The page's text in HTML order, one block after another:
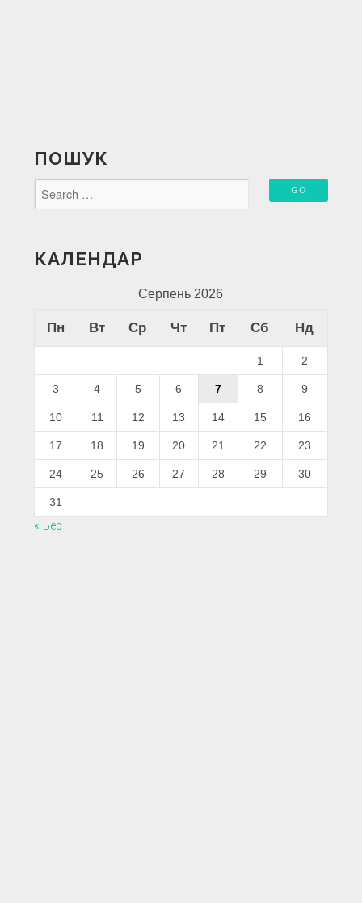
ПОШУК
КАЛЕНДАР
Серпень 2026
Пн Вт Ср Чт Пт Сб Нд
1 2
3 4 5 6 7 8 9
10 11 12 13 14 15 16
17 18 19 20 21 22 23
24 25 26 27 28 29 30
31
« Бер